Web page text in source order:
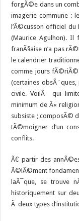
forgÃ©e dans un
imagerie commune :
l’Ã©cusson officiel du
(Maurice Agulhon). Il
franÃ§aise n’a pas
le calendrier
comme jours
(certaines
civile. VoilÃ qui
minimum de Â«
subsiste ; composÃ©
tÃ©moigner d’un
conflits.
Ã€ partir des
Ã©lÃ©ment
laÃ¯que, se trouve
historiquement sur
Ã deux types